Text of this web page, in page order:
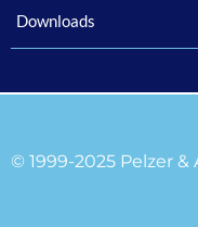
Downloads
© 1999-2025 Pelzer